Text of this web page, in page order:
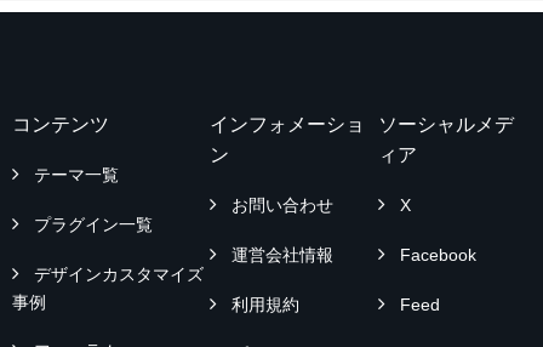
コンテンツ
テーマ一覧
プラグイン一覧
デザインカスタマイズ
事例
インフォメーショ
ン
お問い合わせ
運営会社情報
利用規約
ソーシャルメデ
ィア
X
Facebook
Feed